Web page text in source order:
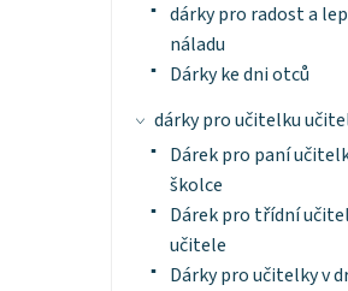
dárky pro radost a
náladu
Dárky ke dni otců
dárky pro učitelku
Dárek pro paní
školce
Dárek pro třídní
učitele
Dárky pro učitelky v